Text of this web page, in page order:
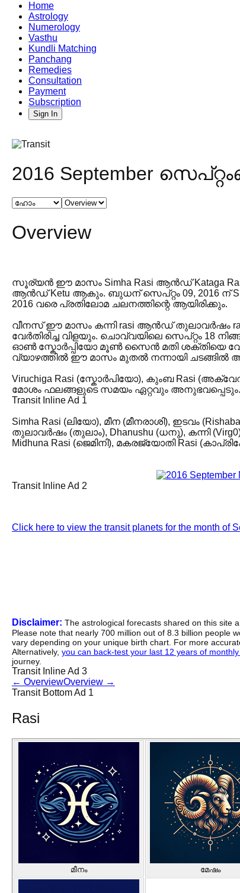
Home
Astrology
Numerology
Vasthu
Kundli Matching
Panchang
Remedies
Consultation
Payment
Subscription
Sign In
2016 September
Overview
സൂര്യൻ ഈ മാസം Simha Rasi ആൻഡ് Kataga
ആൻഡ് Ketu ആകും. ബുധന് സെപ്റ്റം 09, 2016 ന്
2016 വരെ പ്രതിലോമ ചലനത്തിന്റെ ആയിരിക്കും.
വീനസ് ഈ മാസം കന്നി rasi ആൻഡ് തുലാവർഷം
വേർതിരിച്ച വിളയും. ചൊവ്വയിലെ സെപ്റ്റം 18
ഓൺ സ്കോർപ്പിയോ മൂൺ സൈൻ മതി ശക്തിയെ
വ്യാഴത്തിൽ ഈ മാസം മുതൽ നന്നായി ചടങ്ങിൽ
Viruchiga Rasi (സ്കോർപിയോ), കുംബ Rasi
മോശം ഫലങ്ങളുടെ സമയം ഏറ്റവും അനുഭവപ്പെടും.
Transit Inline Ad 1
Simha Rasi (ലിയോ), മീന (മീനരാശി), ഇടവം
തുലാവർഷം (തുലാം), Dhanushu (ധനു), കന്നി
Midhuna Rasi (ജെമിനി), മകരജ്യോതി Rasi
Transit Inline Ad 2
Click here to view the transit planets for the month of
Disclaimer: The astrological forecasts shared on this site
Please note that nearly 700 million out of 8.3 billion people
vary depending on your unique birth chart. For more
Alternatively, you can back-test your last 12 years of
journey.
Transit Inline Ad 3
← OverviewOverview →
Transit Bottom Ad 1
Rasi
മീനം മേഷം